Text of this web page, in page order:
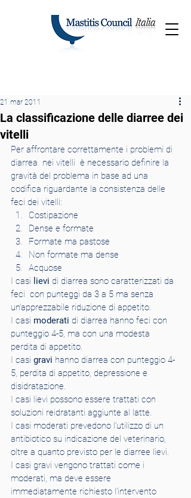
La classificazione delle diarree dei
vitelli
21 mar 2011
Per affrontare correttamente i problemi di
diarrea  nei vitelli  è necessario definire la
gravità del problema in base ad una
codifica riguardante la consistenza delle
feci dei vitelli:
Costipazione
Dense e formate
Formate ma pastose
Non formate ma dense
Acquose
I casi lievi di diarrea sono caratterizzati da
feci  con punteggi da 3 a 5 ma senza
un’apprezzabile riduzione di appetito.
I casi moderati di diarrea hanno feci con
punteggio 4-5, ma con una modesta
perdita di appetito.
I casi gravi hanno diarrea con punteggio 4-
5, perdita di appetito, depressione e
disidratazione.
I casi lievi possono essere trattati con
soluzioni reidratanti aggiunte al latte.
I casi moderati prevedono l’utilizzo di un
antibiotico su indicazione del veterinario,
oltre a quanto previsto per le diarree lievi.
I casi gravi vengono trattati come i
moderati, ma deve essere
immediatamente richiesto l’intervento